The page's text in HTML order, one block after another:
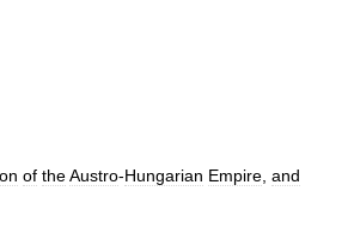
of theAustro-Hungarian Empire and